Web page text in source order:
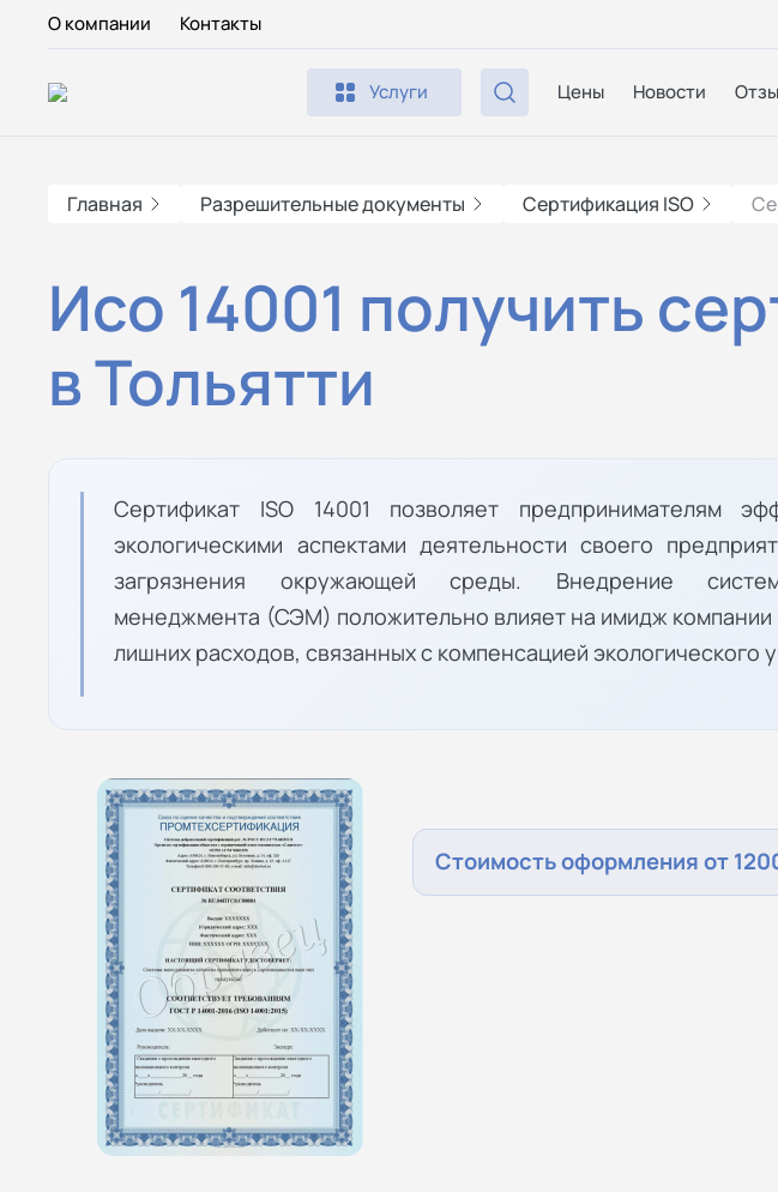
О компании Контакты
Услуги Цены Новости
Главная Разрешительные документы Сертификация ISO
Исо 14001 получить
в Тольятти
Сертификат ISO 14001 позволяет предпринимателям
экологическими аспектами деятельности своего
загрязнения окружающей среды. Внедрение
менеджмента (СЭМ) положительно влияет на имидж компании
лишних расходов, связанных с компенсацией экологического
Стоимость оформления от